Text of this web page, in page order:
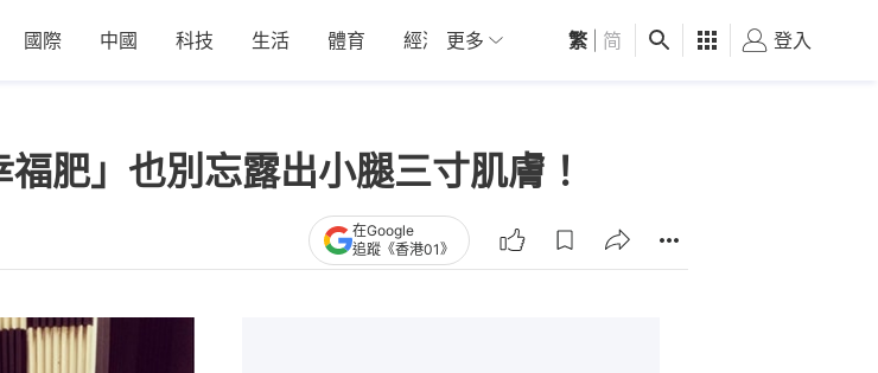
國際 中國 科技 生活 體育 經濟 01深圳 觀點 健康 好食玩飛
更多 繁 简 登入
肥」也別忘露出小腿三寸肌膚！
在Google
追蹤《香港01》